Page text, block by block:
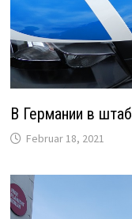
В Германии в
Februar 18, 2021